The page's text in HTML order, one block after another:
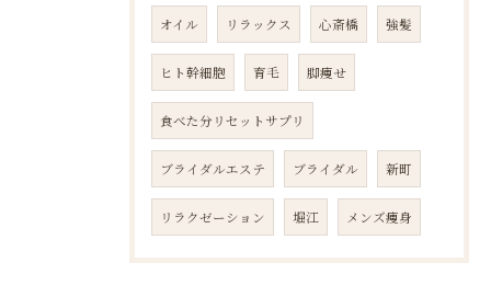
オイル リラックス 心斎橋 強髪
ヒト幹細胞 育毛 脚痩せ
食べた分リセットサプリ
ブライダルエステ ブライダル 新町
リラクゼーション 堀江 メンズ痩身